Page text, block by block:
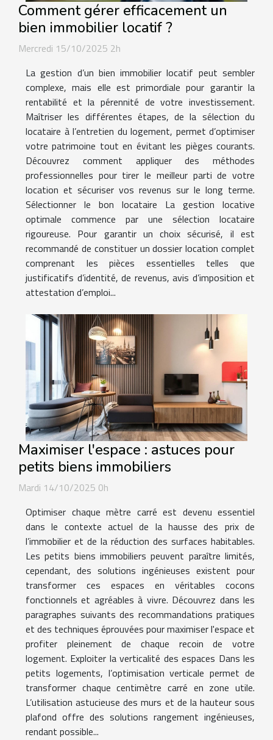
Comment gérer efficacement un
bien immobilier locatif ?
Mercredi 15/10/2025 2h
La gestion d’un bien immobilier locatif peut sembler
complexe, mais elle est primordiale pour garantir la
rentabilité et la pérennité de votre investissement.
Maîtriser les différentes étapes, de la sélection du
locataire à l’entretien du logement, permet d’optimiser
votre patrimoine tout en évitant les pièges courants.
Découvrez comment appliquer des méthodes
professionnelles pour tirer le meilleur parti de votre
location et sécuriser vos revenus sur le long terme.
Sélectionner le bon locataire La gestion locative
optimale commence par une sélection locataire
rigoureuse. Pour garantir un choix sécurisé, il est
recommandé de constituer un dossier location complet
comprenant les pièces essentielles telles que
justificatifs d’identité, de revenus, avis d’imposition et
attestation d’emploi...
Maximiser l'espace : astuces pour
petits biens immobiliers
Mardi 14/10/2025 0h
Optimiser chaque mètre carré est devenu essentiel
dans le contexte actuel de la hausse des prix de
l’immobilier et de la réduction des surfaces habitables.
Les petits biens immobiliers peuvent paraître limités,
cependant, des solutions ingénieuses existent pour
transformer ces espaces en véritables cocons
fonctionnels et agréables à vivre. Découvrez dans les
paragraphes suivants des recommandations pratiques
et des techniques éprouvées pour maximiser l'espace et
profiter pleinement de chaque recoin de votre
logement. Exploiter la verticalité des espaces Dans les
petits logements, l’optimisation verticale permet de
transformer chaque centimètre carré en zone utile.
L’utilisation astucieuse des murs et de la hauteur sous
plafond offre des solutions rangement ingénieuses,
rendant possible...